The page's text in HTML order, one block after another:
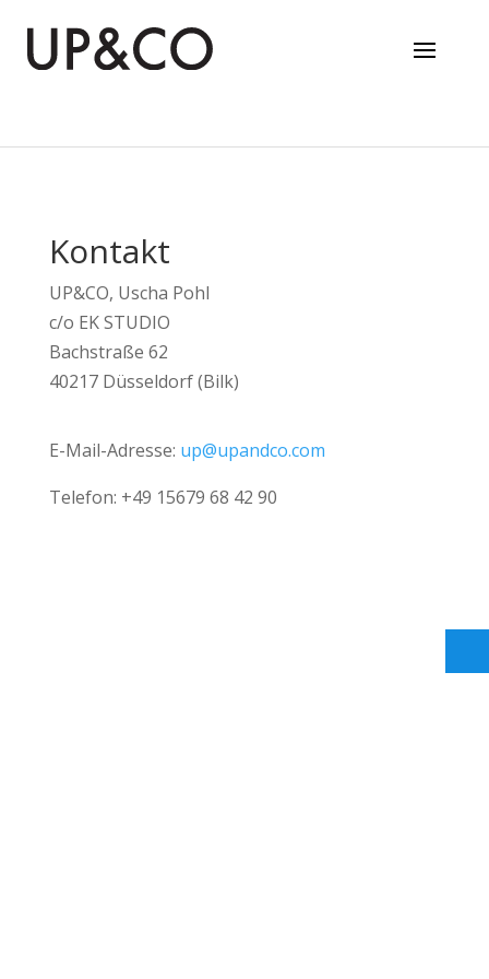
Kontakt
UP&CO, Uscha Pohl
c/o EK STUDIO
Bachstraße 62
40217 Düsseldorf (Bilk)
E-Mail-Adresse: up@upandco.com
Telefon: +49 15679 68 42 90